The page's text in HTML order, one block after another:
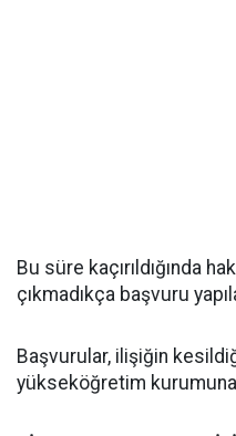
Bu süre kaçırıldığında
çıkmadıkça başvuru
Başvurular, ilişiğin
yükseköğretim kurumuna